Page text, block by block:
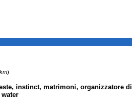
)
instinct, matrimoni, organizzatore di